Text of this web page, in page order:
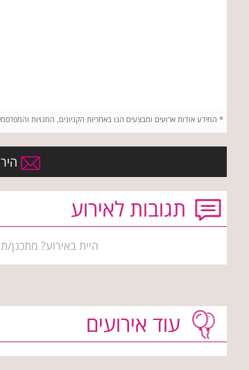
* המידע אודות ארועים ומבצעים הנו באחריות הקניונים, החנויות
תגובות לאירוע
היית באירוע?
עוד אירועים